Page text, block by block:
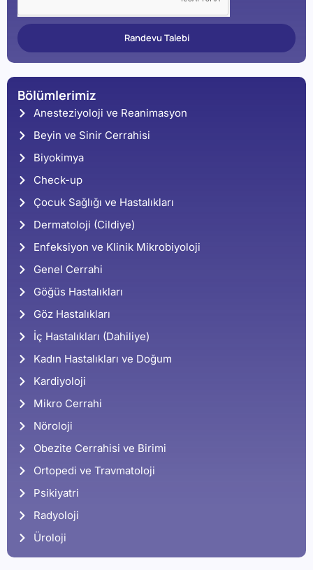
Randevu Talebi
Bölümlerimiz
Anesteziyoloji ve Reanimasyon
Beyin ve Sinir Cerrahisi
Biyokimya
Check-up
Çocuk Sağlığı ve Hastalıkları
Dermatoloji (Cildiye)
Enfeksiyon ve Klinik Mikrobiyoloji
Genel Cerrahi
Göğüs Hastalıkları
Göz Hastalıkları
İç Hastalıkları (Dahiliye)
Kadın Hastalıkları ve Doğum
Kardiyoloji
Mikro Cerrahi
Nöroloji
Obezite Cerrahisi ve Birimi
Ortopedi ve Travmatoloji
Psikiyatri
Radyoloji
Üroloji